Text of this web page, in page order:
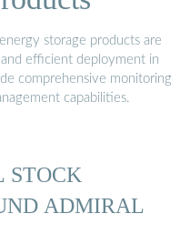
storage products are
efficient deployment in
comprehensive monitoring
capabilities.
STOCK
ADMIRAL